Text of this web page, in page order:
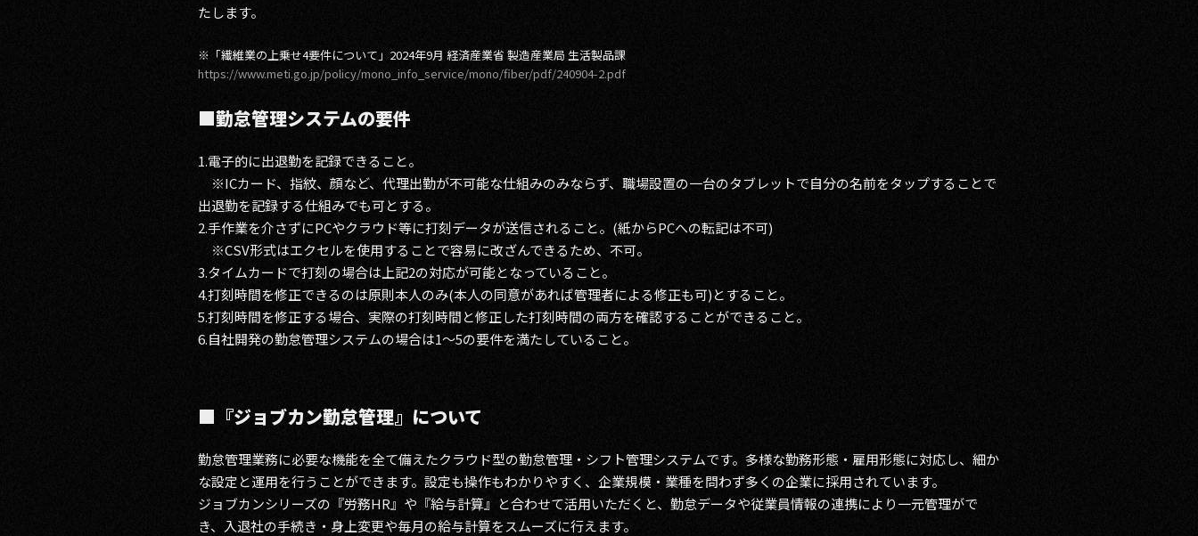
たします。
※「繊維業の上乗せ4要件について」2024年9月 経済産業省 製造産業局 生活製品課
https://www.meti.go.jp/policy/mono_info_service/mono/fiber/pdf/240904-2.pdf
■勤怠管理システムの要件
1.電子的に出退勤を記録できること。
※ICカード、指紋、顔など、代理出勤が不可能な仕組みのみならず、職場設置の一台のタブレットで自分の名前をタップすることで
出退勤を記録する仕組みでも可とする。
2.手作業を介さずにPCやクラウド等に打刻データが送信されること。(紙からPCへの転記は不可)
※CSV形式はエクセルを使用することで容易に改ざんできるため、不可。
3.タイムカードで打刻の場合は上記2の対応が可能となっていること。
4.打刻時間を修正できるのは原則本人のみ(本人の同意があれば管理者による修正も可)とすること。
5.打刻時間を修正する場合、実際の打刻時間と修正した打刻時間の両方を確認することができること。
6.自社開発の勤怠管理システムの場合は1～5の要件を満たしていること。
■『ジョブカン勤怠管理』について
勤怠管理業務に必要な機能を全て備えたクラウド型の勤怠管理・シフト管理システムです。多様な勤務形態・雇用形態に対応し、細か
な設定と運用を行うことができます。設定も操作もわかりやすく、企業規模・業種を問わず多くの企業に採⽤されています。
ジョブカンシリーズの『労務HR』や『給与計算』と合わせて活用いただくと、勤怠データや従業員情報の連携により一元管理がで
き、入退社の手続き・身上変更や毎月の給与計算をスムーズに行えます。